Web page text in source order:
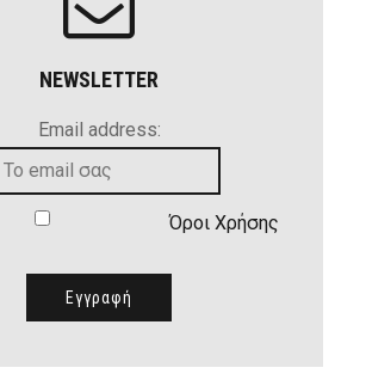
NEWSLETTER
Email address:
Όροι Χρήσης